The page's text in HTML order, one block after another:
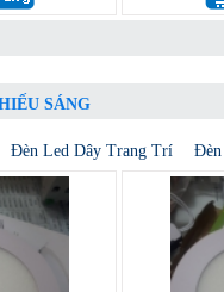
SÁNG
Đèn Led Dây Trang Trí Đèn